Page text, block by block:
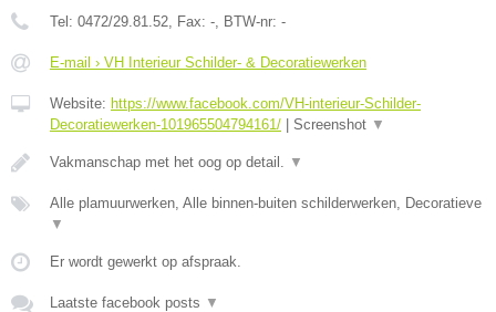
Tel: 0472/29.81.52, Fax: -, BTW-nr: -
E-mail › VH Interieur Schilder- & Decoratiewerken
Website: https://www.facebook.com/VH-interieur-Schilder-
Decoratiewerken-101965504794161/
Screenshot ▼
Vakmanschap met het oog op detail. ▼
Alle plamuurwerken, Alle binnen-buiten schilderwerken, Decoratieve
▼
Er wordt gewerkt op afspraak.
Laatste facebook posts ▼